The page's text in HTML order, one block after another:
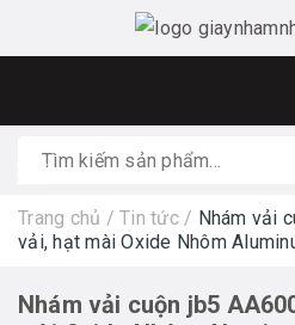
Trang chủ / Tin tức / Nhám vải
vải, hạt mài Oxide Nhôm
Nhám vải cuộn jb5